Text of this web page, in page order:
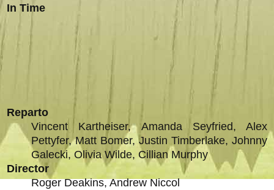
In Time
Reparto
Vincent Kartheiser, Amanda Seyfried, Alex
Pettyfer, Matt Bomer, Justin Timberlake, Johnny
Galecki, Olivia Wilde, Cillian Murphy
Director
Roger Deakins, Andrew Niccol